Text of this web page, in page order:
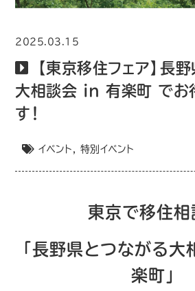
2025.03.15
【東京移住フェア】長
大相談会 in 有楽町 でお
す！
イベント , 特別イベント
東京で移住相
「長野県とつながる
楽町」